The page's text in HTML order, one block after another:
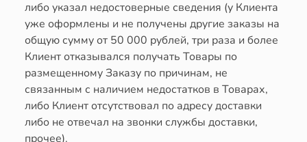
либо указал недостоверные сведения (у Клиента
уже оформлены и не получены другие заказы на
общую сумму от 50 000 рублей, три раза и более
Клиент отказывался получать Товары по
размещенному Заказу по причинам, не
связанным с наличием недостатков в Товарах,
либо Клиент отсутствовал по адресу доставки
либо не отвечал на звонки службы доставки,
прочее).